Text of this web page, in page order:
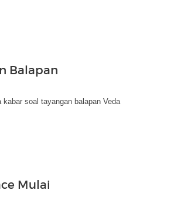
Balapan
soal tayangan balapan Veda
Mulai